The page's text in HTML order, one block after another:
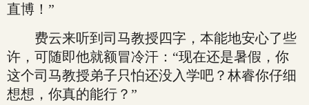
直博！”
费云来听到司马教授四字，本能地安心了些
许，可随即他就额冒冷汗：“现在还是暑假，你
这个司马教授弟子只怕还没入学吧？林睿你仔细
想想，你真的能行？”